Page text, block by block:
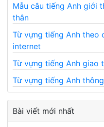
Mẫu câu tiếng Anh giới
thân
Từ vựng tiếng Anh theo
internet
Từ vựng tiếng Anh giao
Từ vựng tiếng Anh
Bài viết mới nhất